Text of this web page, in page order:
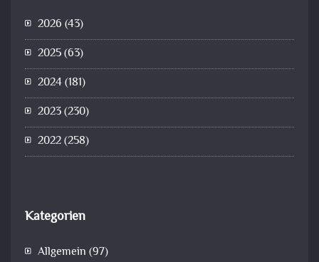
2026 (43)
2025(63)
2024(181)
2023(230)
2022(258)
Kategorien
Allgemein (97)